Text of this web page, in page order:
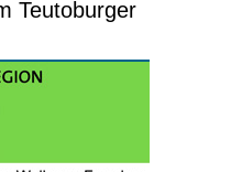
Teutoburger